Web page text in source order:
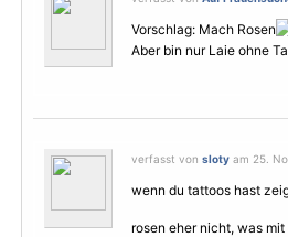
Vorschlag: Mach Rosen
Aber bin nur Laie ohne
verfasst von sloty am 25.
wenn du tattoos hast
rosen eher nicht, was